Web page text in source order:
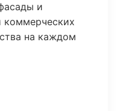
и
коммерческих
на каждом